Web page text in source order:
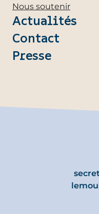
Nous soutenir
Actualités
Contact
Presse